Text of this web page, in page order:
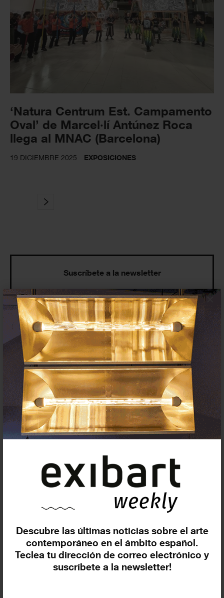
Descubre las últimas noticias sobre el arte
contemporáneo en el ámbito español.
Teclea tu dirección de correo electrónico y
suscríbete a la newsletter!
×
‘Natura Centrum Est. Campamento
Oval’ de Marcel·lí Antúnez Roca
llega al MNAC (Barcelona)
19 DICIEMBRE 2025 EXPOSICIONES
Suscríbete a la newsletter
Insertar residencias
Insertar exposición o evento
Agenda
Exposiciones, inauguraciones,
actividades.
¡Te ayudamos a encontrar el
evento que buscas !
Exposiciones y eventos